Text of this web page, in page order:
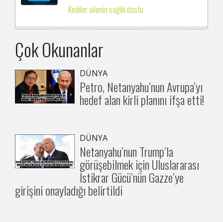
Kediler ailenin sağlık dostu
Çok Okunanlar
DÜNYA
Petro, Netanyahu’nun Avrupa’yı
hedef alan kirli planını ifşa etti!
DÜNYA
Netanyahu’nun Trump’la
görüşebilmek için Uluslararası
İstikrar Gücü’nün Gazze’ye
girişini onayladığı belirtildi